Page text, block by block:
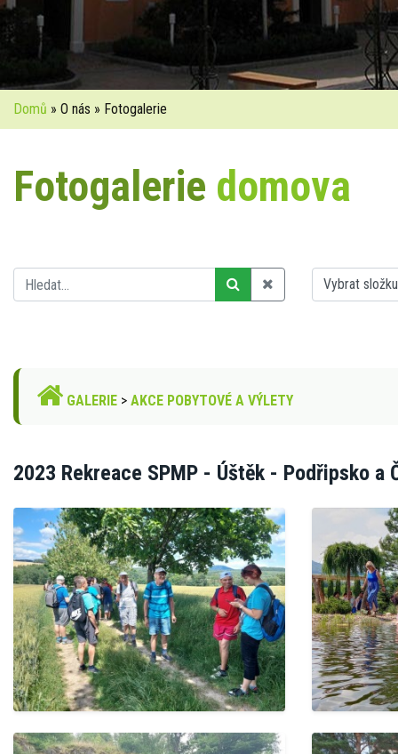
Domů » O nás » Fotogalerie
Fotogalerie domova
GALERIE > AKCE POBYTOVÉ A VÝLETY
2023 Rekreace SPMP - Úštěk - Podřipsko